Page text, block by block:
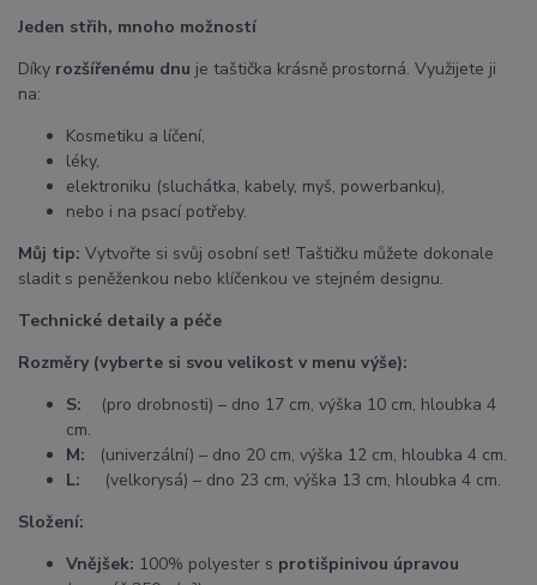
Jeden střih, mnoho možností
Díky rozšířenému dnu je taštička krásně prostorná. Využijete ji
na:
Kosmetiku a líčení,
léky,
elektroniku (sluchátka, kabely, myš, powerbanku),
nebo i na psací potřeby.
Můj tip: Vytvořte si svůj osobní set! Taštičku můžete dokonale
sladit s peněženkou nebo klíčenkou ve stejném designu.
Technické detaily a péče
Rozměry (vyberte si svou velikost v menu výše):
S: (pro drobnosti) – dno 17 cm, výška 10 cm, hloubka 4
cm.
M: (univerzální) – dno 20 cm, výška 12 cm, hloubka 4 cm.
L: (velkorysá) – dno 23 cm, výška 13 cm, hloubka 4 cm.
Složení:
Vnějšek: 100% polyester s protišpinivou úpravou